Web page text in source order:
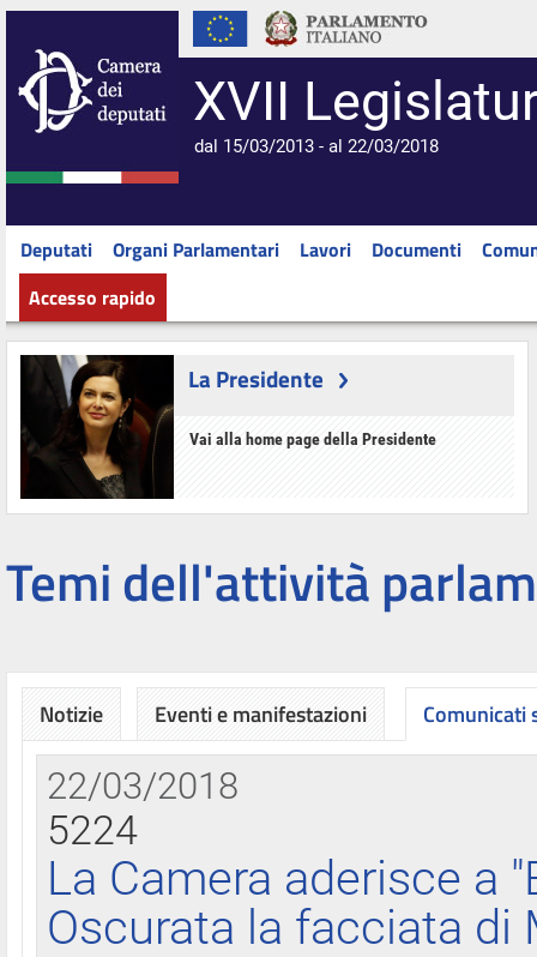
XVII
dal 15/03/2013 - al 22/03/2018
Deputati Organi Parlamentari Lavori Documenti
Accesso rapido
La Presidente
Vai alla home page della Presidente
Temi dell'attività
Notizie Eventi e manifestazioni Comunicati
22/03/2018
5224
La Camera aderisce a
Oscurata la facciata di